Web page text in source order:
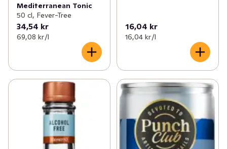
Mediterranean Tonic
50 cl, Fever-Tree
34,54 kr
69,08 kr /l
16,04 kr
16,04 kr /l